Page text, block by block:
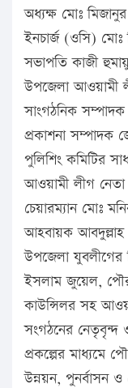
অধ্যক্ষ মোঃ
ইনচার্জ (ওসি) মোঃ
সভাপতি কাজী
উপজেলা আওয়ামী
সাংগঠনিক সম্পাদক
প্রকাশনা সম্পাদক
পুলিশিং কমিটির
আওয়ামী লীগ
চেয়ারম্যান মোঃ
আহবায়ক আবদুল্লাহ
উপজেলা
ইসলাম জুয়েল,
কাউন্সিলর সহ
সংগঠনের নেতৃবৃন্দ
প্রকল্পের মাধ্যমে
উন্নয়ন, পুনর্বাসন ও